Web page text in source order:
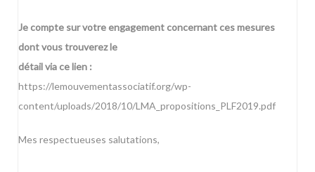
Je compte sur votre engagement concernant ces mesures
dont vous trouverez le
détail via ce lien :
https://lemouvementassociatif.org/wp-
content/uploads/2018/10/LMA_propositions_PLF2019.pdf
Mes respectueuses salutations,